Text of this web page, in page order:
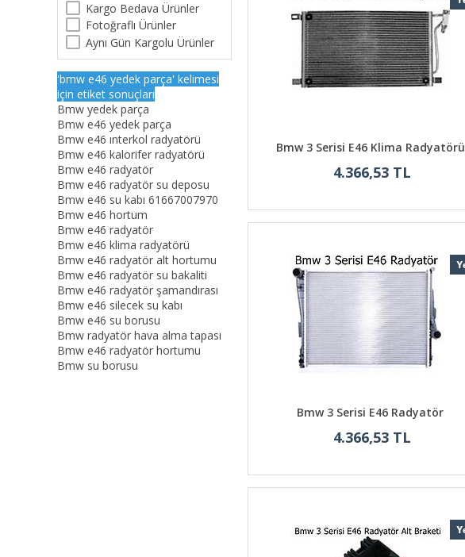
Kargo Bedava Ürünler
Fotoğraflı Ürünler
Aynı Gün Kargolu Ürünler
'bmw e46 yedek parça' kelimesi
için etiket sonuçları
Bmw yedek parça
Bmw e46 yedek parça
Bmw e46 ınterkol radyatörü
Bmw e46 kalorifer radyatörü
Bmw e46 radyatör
Bmw e46 radyatör su deposu
Bmw e46 su kabı 61667007970
Bmw e46 hortum
Bmw e46 radyatör
Bmw e46 klima radyatörü
Bmw e46 radyatör alt hortumu
Bmw e46 radyatör su bakaliti
Bmw e46 radyatör şamandırası
Bmw e46 silecek su kabı
Bmw e46 su borusu
Bmw radyatör hava alma tapası
Bmw e46 radyatör hortumu
Bmw su borusu
Bmw 3 Serisi E46 Klima Radyatörü
4.366,53 TL
Bmw 3 Serisi E46 Radyatör
4.366,53 TL